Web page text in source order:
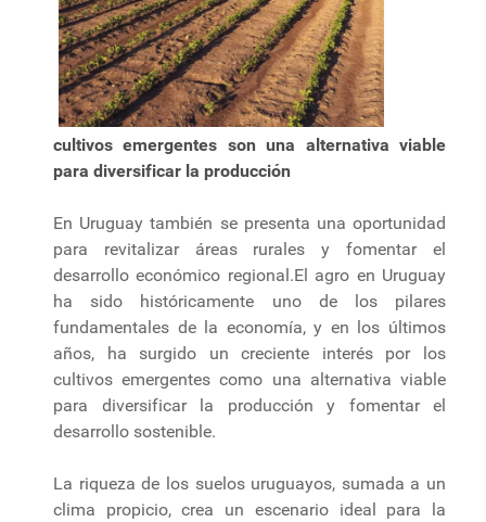
cultivos emergentes son una alternativa viable
para diversificar la producción
En Uruguay también se presenta una oportunidad
para revitalizar áreas rurales y fomentar el
desarrollo económico regional.El agro en Uruguay
ha sido históricamente uno de los pilares
fundamentales de la economía, y en los últimos
años, ha surgido un creciente interés por los
cultivos emergentes como una alternativa viable
para diversificar la producción y fomentar el
desarrollo sostenible.
La riqueza de los suelos uruguayos, sumada a un
clima propicio, crea un escenario ideal para la